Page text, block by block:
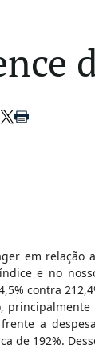
em relação
e no
contra
a
de 192%.